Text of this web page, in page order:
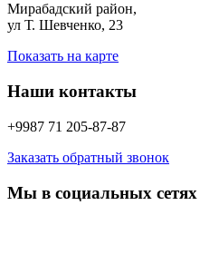
Мирабадский район,
ул Т. Шевченко, 23
Показать на карте
Наши контакты
+9987 71 205-87-87
Заказать обратный звонок
Мы в социальных сетях